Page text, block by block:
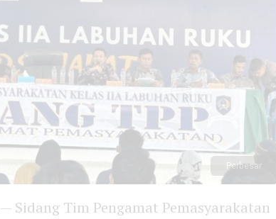
Perbesar
— Sidang Tim Pengamat Pemasyarakatan